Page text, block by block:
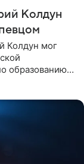
Колдун
Колдун мог
образованию